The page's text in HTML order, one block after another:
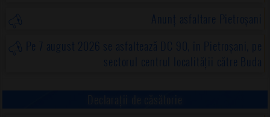
Anunț asfaltare Pietroșani
Pe 7 august 2026 se asfaltează DC 90, în Pietroșani, pe
sectorul centrul localității către Buda